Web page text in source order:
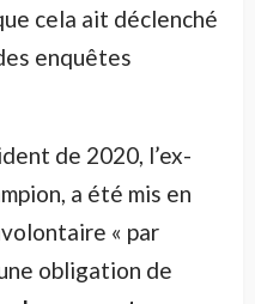
cela ait déclenché
enquêtes
de 2020, l’ex-
a été mis en
« par
obligation de